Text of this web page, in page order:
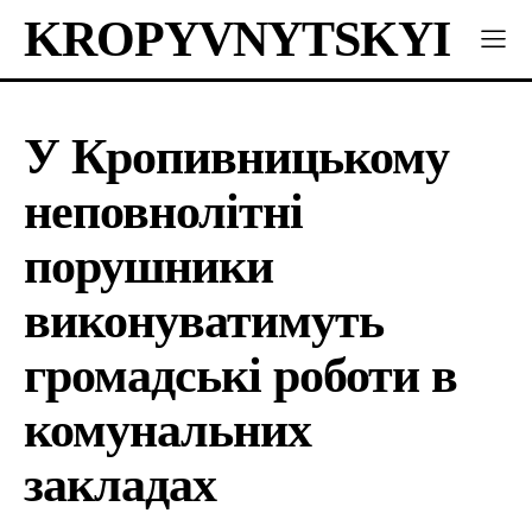
KROPYVNYTSKYI
У Кропивницькому
неповнолітні
порушники
виконуватимуть
громадські роботи в
комунальних
закладах